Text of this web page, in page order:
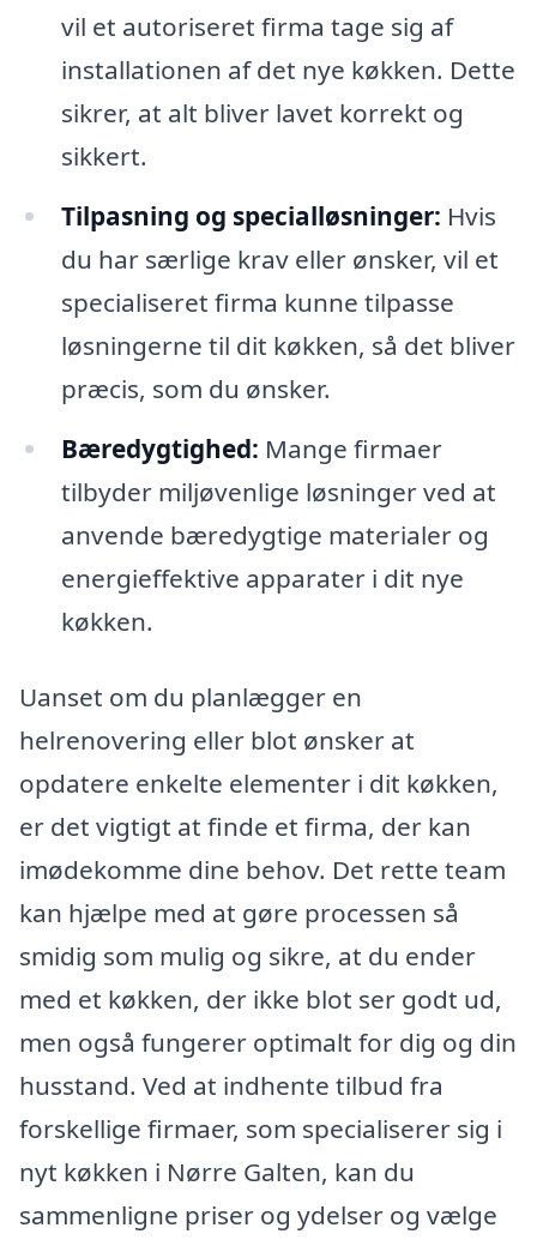
vil et autoriseret firma tage sig af
installationen af det nye køkken. Dette
sikrer, at alt bliver lavet korrekt og
sikkert.
Tilpasning og specialløsninger: Hvis
du har særlige krav eller ønsker, vil et
specialiseret firma kunne tilpasse
løsningerne til dit køkken, så det bliver
præcis, som du ønsker.
Bæredygtighed: Mange firmaer
tilbyder miljøvenlige løsninger ved at
anvende bæredygtige materialer og
energieffektive apparater i dit nye
køkken.
Uanset om du planlægger en
helrenovering eller blot ønsker at
opdatere enkelte elementer i dit køkken,
er det vigtigt at finde et firma, der kan
imødekomme dine behov. Det rette team
kan hjælpe med at gøre processen så
smidig som mulig og sikre, at du ender
med et køkken, der ikke blot ser godt ud,
men også fungerer optimalt for dig og din
husstand. Ved at indhente tilbud fra
forskellige firmaer, som specialiserer sig i
nyt køkken i Nørre Galten, kan du
sammenligne priser og ydelser og vælge